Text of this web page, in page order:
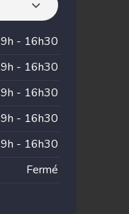
9h - 16h30
9h - 16h30
9h - 16h30
9h - 16h30
9h - 16h30
Fermé